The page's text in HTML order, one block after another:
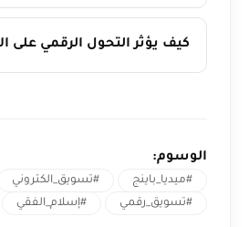
كيف يؤثر التحول الرقمي على
الوسوم:
#ميديا_باينج #تسويق_الكتروني
#تسويق_رقمي
#إسلام_الفقي